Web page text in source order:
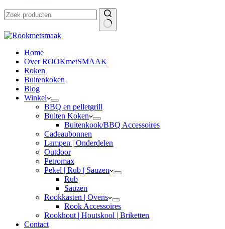
Home
Over ROOKmetSMAAK
Roken
Buitenkoken
Blog
Winkel
BBQ en pelletgrill
Buiten Koken
Buitenkook/BBQ Accessoires
Cadeaubonnen
Lampen | Onderdelen
Outdoor
Petromax
Pekel | Rub | Sauzen
Rub
Sauzen
Rookkasten | Ovens
Rook Accessoires
Rookhout | Houtskool | Briketten
Contact